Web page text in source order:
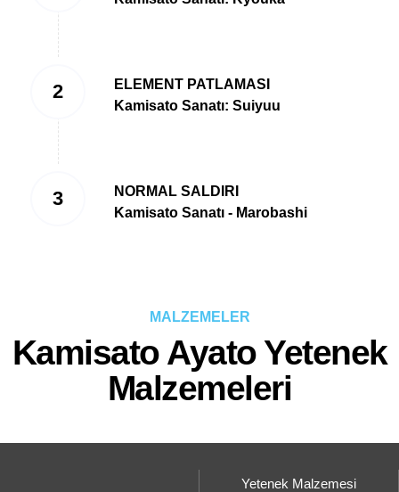
ELEMENT PATLAMASI
Kamisato Sanatı: Suiyuu
NORMAL SALDIRI
Kamisato Sanatı - Marobashi
MALZEMELER
Kamisato Ayato Yetenek
Malzemeleri
Yetenek Malzemesi